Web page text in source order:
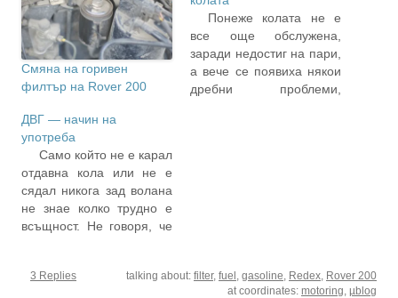
Смяна на горивен
филтър на Rover 200
Понеже колата не е
все още обслужена,
заради недостиг на пари,
а вече се появиха някои
дребни проблеми,
ДВГ — начин на
употреба
Само който не е карал
отдавна кола или не е
сядал никога зад волана
не знае колко трудно е
всъщност. Не говоря, че
още на курсовете или
3 Replies talking about: filter, fuel gasoline Redex
Rover 200
at coordinates: motoring µblog